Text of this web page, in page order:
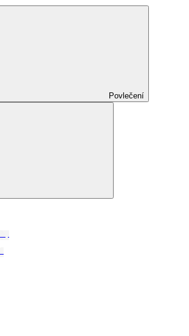
Povlečení